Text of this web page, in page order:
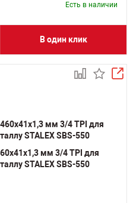
Есть в наличии
В один клик
мм 3/4 TPI для
STALEX SBS-550